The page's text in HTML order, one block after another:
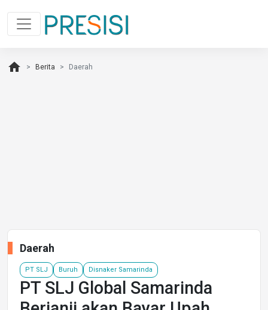
home Berita Daerah
Daerah
PT SLJ Buruh Disnaker Samarinda
PT SLJ Global Samarinda